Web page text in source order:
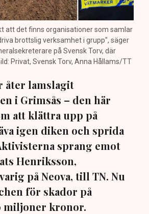
att det finns organisationer som samlar
brottslig verksamhet i grupp", säger
på Svensk Torv, där
Privat, Svensk Torv, Anna Hållams/TT
åter lamslagit
i Grimsås – den här
att klättra upp på
igen diken och sprida
sprang emot
Henriksson,
på Neova, till TN. Nu
för skador på
miljoner kronor.